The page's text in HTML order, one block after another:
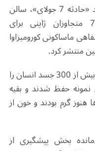
در آستانه هشتاد و هشتمین سالگرد «حادثه 7 جولای»، سالن
نمایش اسناد جنایات یگان 731 متجاوزان ژاپنی برای
ماساکونی کورومیزاوا
منتشر کرد.
کورومیزاوا در این ویدئو می‌گوید: من بیش از 300 جسد انسان را
نمونه حفظ شدند و بقیه
گرم بودند و خون از
بخش پیشگیری از